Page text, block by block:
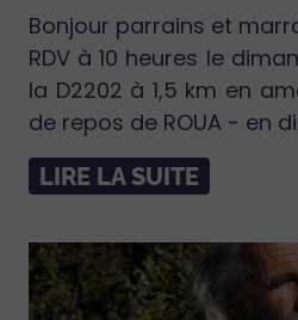
Bonjour parrains et
RDV à 10 heures le
la D2202 à 1,5 km en
de repos de ROUA - en
LIRE LA SUITE